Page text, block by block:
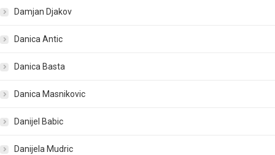
Damjan Djakov
Danica Antic
Danica Basta
Danica Masnikovic
Danijel Babic
Danijela Mudric